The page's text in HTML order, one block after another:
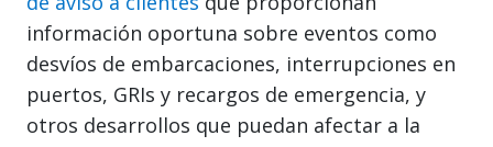
información oportuna sobre eventos como
desvíos de embarcaciones, interrupciones en
puertos, GRIs y recargos de emergencia, y
otros desarrollos que puedan afectar a la